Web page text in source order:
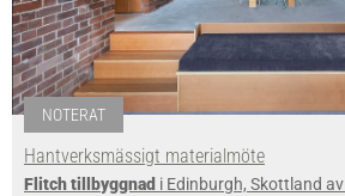
NOTERAT
Hantverksmässigt materialmöte
Flitch tillbyggnad i Edinburgh, Skottland av